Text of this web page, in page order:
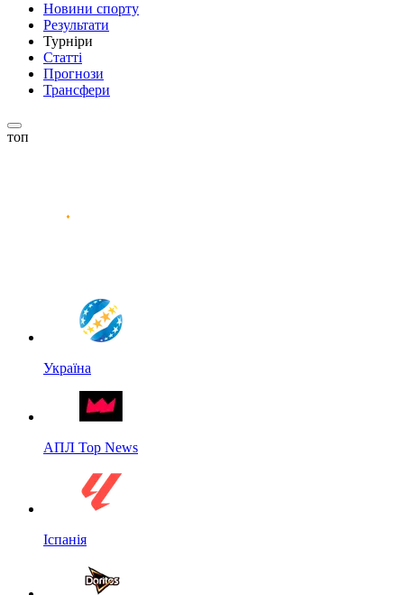
Новини спорту
Результати
Турніри
Статті
Прогнози
Трансфери
топ
Україна
АПЛ Top News
Іспанія